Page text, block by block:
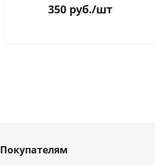
350 руб./шт
Покупателям